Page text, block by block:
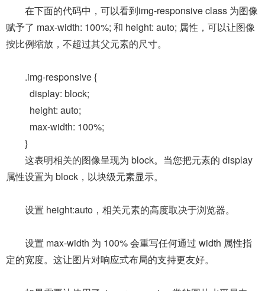
在下面的代码中，可以看到img-responsive class 为图像
赋予了 max-width: 100%; 和 height: auto; 属性，可以让图像
按比例缩放，不超过其父元素的尺寸。
.img-responsive {
display: block;
height: auto;
max-width: 100%;
}
这表明相关的图像呈现为 block。当您把元素的 display
属性设置为 block，以块级元素显示。
设置 height:auto，相关元素的高度取决于浏览器。
设置 max-width 为 100% 会重写任何通过 width 属性指
定的宽度。这让图片对响应式布局的支持更友好。